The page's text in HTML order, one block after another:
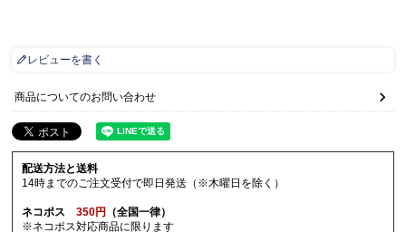
レビューを書く
商品についてのお問い合わせ
配送方法と送料
14時までのご注文受付で即日発送（※木曜日を除く）
ネコポス350円
（全国一律）
※ネコポス対応商品に限ります